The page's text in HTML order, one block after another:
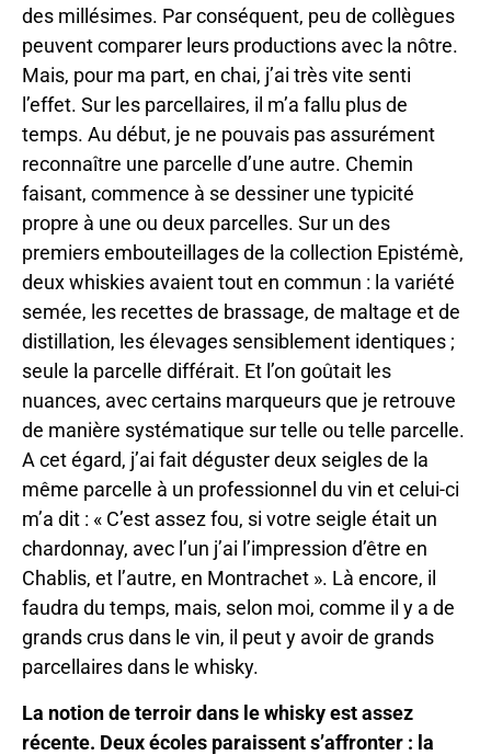
des millésimes. Par conséquent, peu de collègues
peuvent comparer leurs productions avec la nôtre.
Mais, pour ma part, en chai, j’ai très vite senti
l’effet. Sur les parcellaires, il m’a fallu plus de
temps. Au début, je ne pouvais pas assurément
reconnaître une parcelle d’une autre. Chemin
faisant, commence à se dessiner une typicité
propre à une ou deux parcelles. Sur un des
premiers embouteillages de la collection Epistémè,
deux whiskies avaient tout en commun : la variété
semée, les recettes de brassage, de maltage et de
distillation, les élevages sensiblement identiques ;
seule la parcelle différait. Et l’on goûtait les
nuances, avec certains marqueurs que je retrouve
de manière systématique sur telle ou telle parcelle.
A cet égard, j’ai fait déguster deux seigles de la
même parcelle à un professionnel du vin et celui-ci
m’a dit : « C’est assez fou, si votre seigle était un
chardonnay, avec l’un j’ai l’impression d’être en
Chablis, et l’autre, en Montrachet ». Là encore, il
faudra du temps, mais, selon moi, comme il y a de
grands crus dans le vin, il peut y avoir de grands
parcellaires dans le whisky.
La notion de terroir dans le whisky est assez
récente. Deux écoles paraissent s’affronter : la